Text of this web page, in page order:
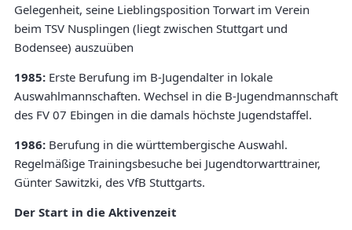
Gelegenheit, seine Lieblingsposition Torwart im Verein
beim TSV Nusplingen (liegt zwischen Stuttgart und
Bodensee) auszuüben
1985: Erste Berufung im B-Jugendalter in lokale
Auswahlmannschaften. Wechsel in die B-Jugendmannschaft
des FV 07 Ebingen in die damals höchste Jugendstaffel.
1986: Berufung in die württembergische Auswahl.
Regelmäßige Trainingsbesuche bei Jugendtorwarttrainer,
Günter Sawitzki, des VfB Stuttgarts.
Der Start in die Aktivenzeit